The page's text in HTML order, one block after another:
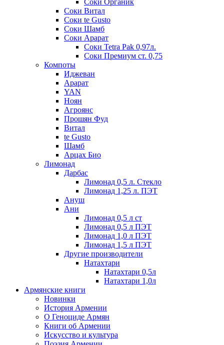
Соки Органик
Соки Витал
Соки te Gusto
Соки Шамб
Соки Арарат
Соки Tetra Pak 0,97л.
Соки Премиум ст. 0,75
Компоты
Иджеван
Арарат
YAN
Ноян
Агроянс
Прошян Фуд
Витал
te Gusto
Шамб
Арцах Био
Лимонад
Дарбас
Лимонад 0,5 л. Стекло
Лимонад 1,25 л. ПЭТ
Ануш
Ани
Лимонад 0,5 л ст
Лимонад 0,5 л ПЭТ
Лимонад 1,0 л ПЭТ
Лимонад 1,5 л ПЭТ
Другие производители
Натахтари
Натахтари 0,5л
Натахтари 1,0л
Армянские книги
Новинки
История Армении
О Геноциде Армян
Книги об Армении
Иcкусство и культура